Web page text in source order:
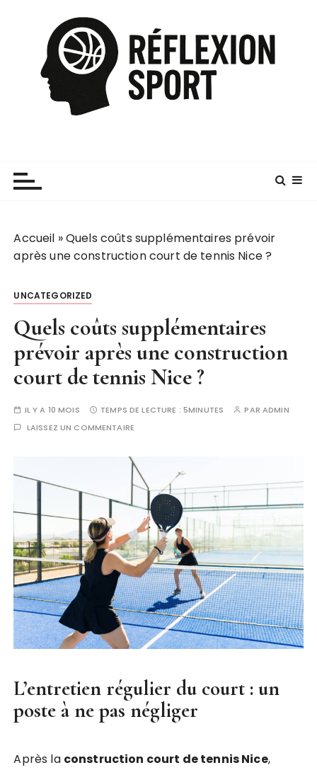
Accueil »Quels coûts supplémentaires prévoir
après une construction court de tennis Nice ?
UNCATEGORIZED
Quels coûts supplémentaires
prévoir après une construction
court de tennis Nice ?
IL Y A 10 MOIS TEMPS DE LECTURE : 5MINUTES PARADMIN
LAISSEZ UN COMMENTAIRE
L’entretien régulier du court : un
poste à ne pas négliger
Après la construction court de tennis Nice,